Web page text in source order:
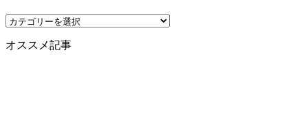
カ
ゴ
オススメ記事